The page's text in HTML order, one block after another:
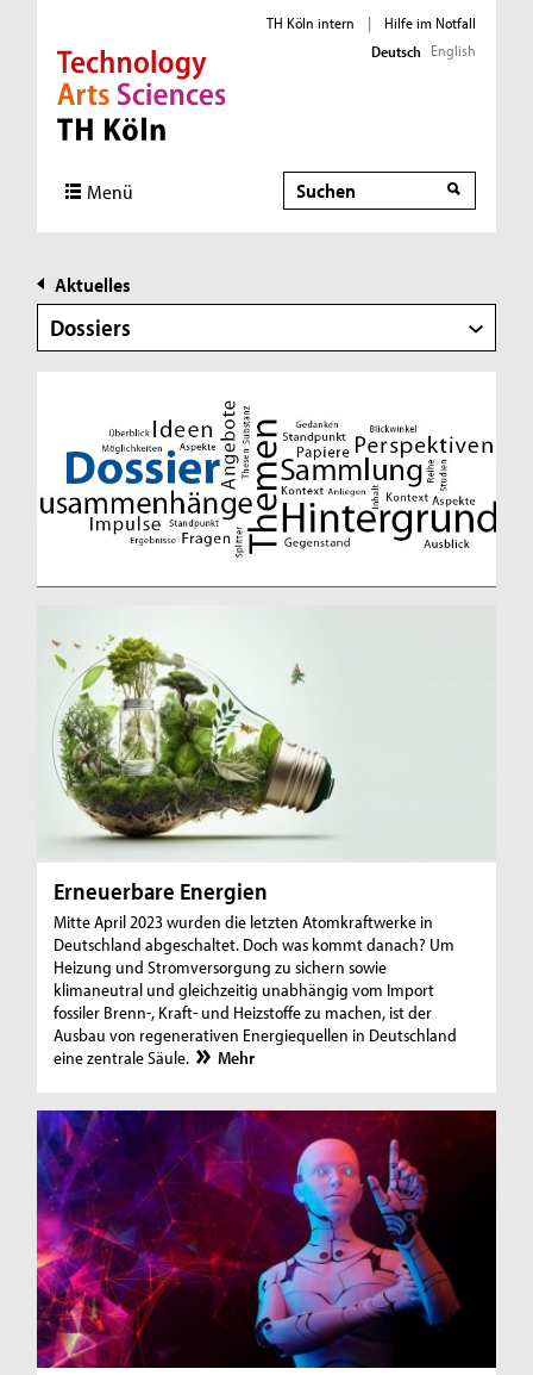
Direkt zur Hauptnavigation
Direkt zur Subnavigation
Direkt zum Inhalt
Direkt zum Fußbereich
TH Köln intern |
Hilfe im Notfall
Deutsch English
Menü Suche
Aktuelles
Dossiers
r
Erneuerbare Energien
Mitte April 2023 wurden die letzten Atomkraftwerke in
Deutschland abgeschaltet. Doch was kommt danach? Um
Heizung und Stromversorgung zu sichern sowie
klimaneutral und gleichzeitig unabhängig vom Import
fossiler Brenn-, Kraft- und Heizstoffe zu machen, ist der
Ausbau von regenerativen Energiequellen in Deutschland
eine zentrale Säule.
Mehr